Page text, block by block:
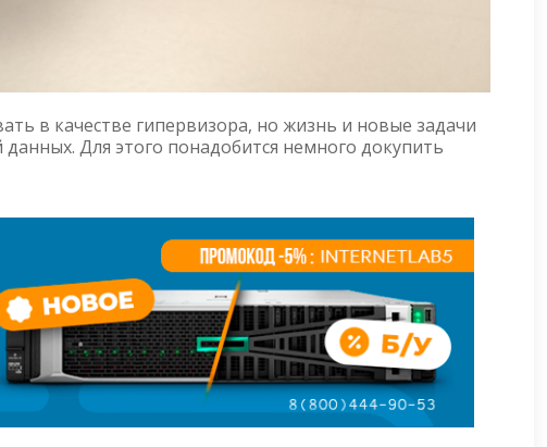
в качестве гипервизора, но жизнь и новые задачи
Для этого понадобится немного докупить